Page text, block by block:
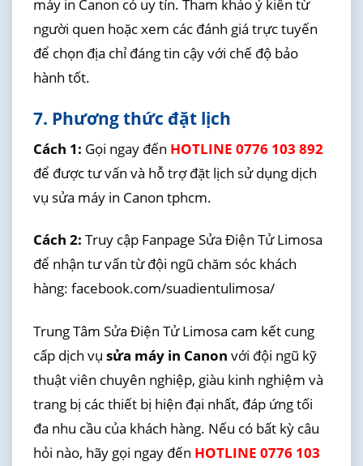
máy in Canon có uy tín. Tham khảo ý kiến từ
người quen hoặc xem các đánh giá trực tuyến
để chọn địa chỉ đáng tin cậy với chế độ bảo
hành tốt.
7. Phương thức đặt lịch
Cách 1: Gọi ngay đến HOTLINE 0776 103 892
để được tư vấn và hỗ trợ đặt lịch sử dụng dịch
vụ sửa máy in Canon tphcm.
Cách 2: Truy cập Fanpage Sửa Điện Tử Limosa
để nhận tư vấn từ đội ngũ chăm sóc khách
hàng: facebook.com/suadientulimosa/
Trung Tâm Sửa Điện Tử Limosa cam kết cung
cấp dịch vụ sửa máy in Canon với đội ngũ kỹ
thuật viên chuyên nghiệp, giàu kinh nghiệm và
trang bị các thiết bị hiện đại nhất, đáp ứng tối
đa nhu cầu của khách hàng. Nếu có bất kỳ câu
hỏi nào, hãy gọi ngay đến HOTLINE 0776 103